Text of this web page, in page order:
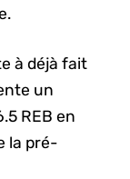
à déjà fait
un
REB en
la pré-